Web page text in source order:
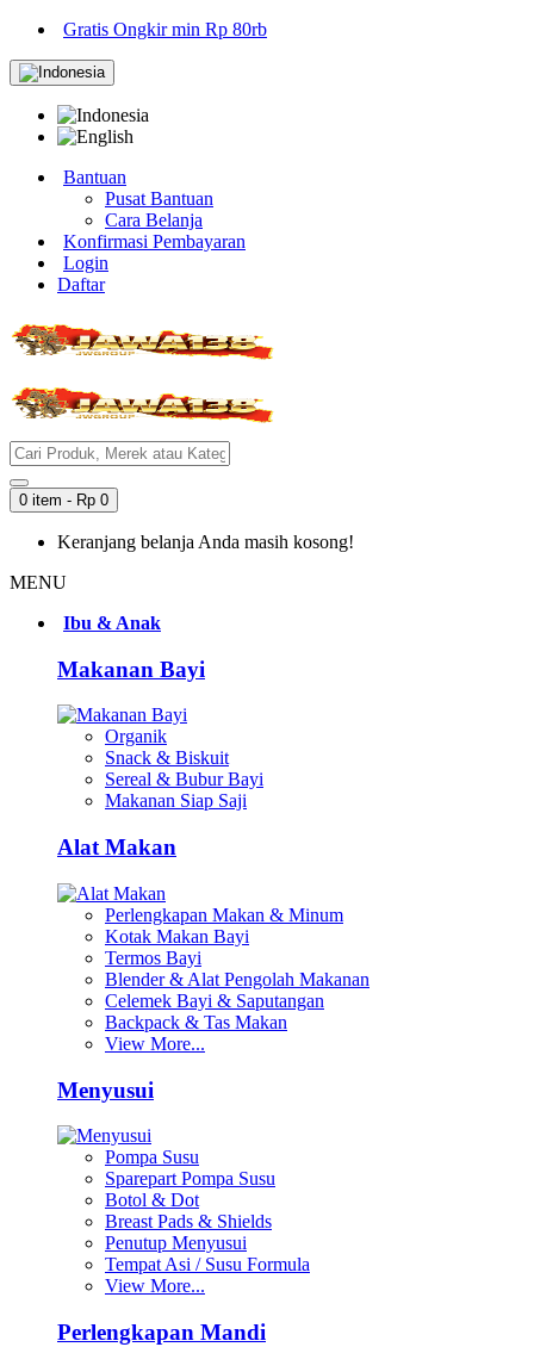
Gratis Ongkir min Rp 80rb
Bantuan
Pusat Bantuan
Cara Belanja
Konfirmasi Pembayaran
Login
Daftar
0 item - Rp 0
Keranjang belanja Anda masih kosong!
MENU
Ibu & Anak
Makanan Bayi
Organik
Snack & Biskuit
Sereal & Bubur Bayi
Makanan Siap Saji
Alat Makan
Perlengkapan Makan & Minum
Kotak Makan Bayi
Termos Bayi
Blender & Alat Pengolah Makanan
Celemek Bayi & Saputangan
Backpack & Tas Makan
View More...
Menyusui
Pompa Susu
Sparepart Pompa Susu
Botol & Dot
Breast Pads & Shields
Penutup Menyusui
Tempat Asi / Susu Formula
View More...
Perlengkapan Mandi